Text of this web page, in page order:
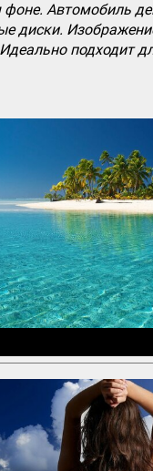
фоне. Автомобиль
диски.
подходит